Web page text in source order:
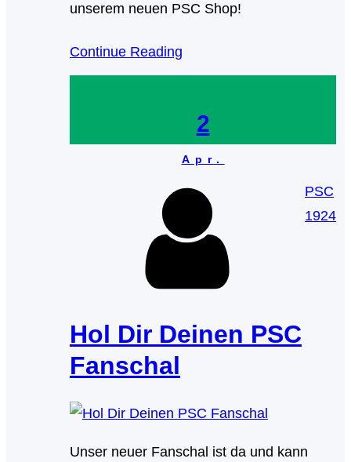
unserem neuen PSC Shop!
Continue Reading
2
Apr.
PSC
1924
Hol Dir Deinen PSC
Fanschal
Unser neuer Fanschal ist da und kann